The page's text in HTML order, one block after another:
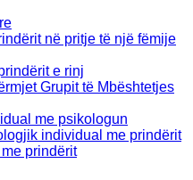
në pritje të një fëmije
e rinj
Grupit të Mbështetjes
me psikologun
individual me prindërit
prindërit